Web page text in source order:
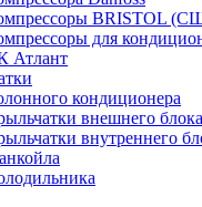
BRISTOL
для
Атлант
кондиционера
внешнего блока
внутреннего